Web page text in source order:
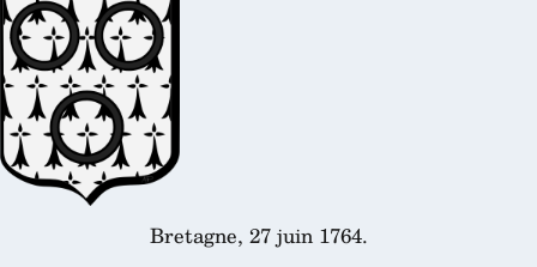
Bretagne, 27 juin 1764.